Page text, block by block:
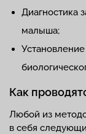
Диагностика
малыша;
Установление
Как
Любой из
в себя